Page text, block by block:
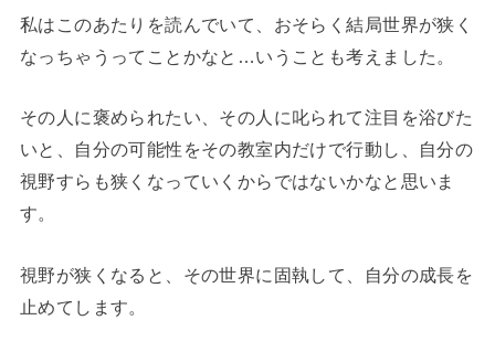
私はこのあたりを読んでいて、おそらく結局世界が狭く
なっちゃうってことかなと…いうことも考えました。
その人に褒められたい、その人に叱られて注目を浴びた
いと、自分の可能性をその教室内だけで行動し、自分の
視野すらも狭くなっていくからではないかなと思いま
す。
視野が狭くなると、その世界に固執して、自分の成長を
止めてします。